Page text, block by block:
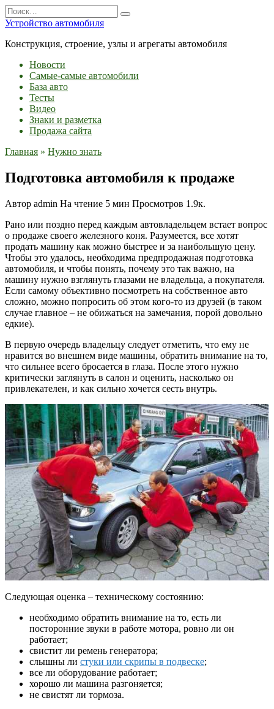
Перейти
к
содержанию
Search
for:
Устройство автомобиля
Конструкция, строение, узлы и агрегаты автомобиля
Новости
Самые-самые автомобили
База авто
Тесты
Видео
Знаки и разметка
Продажа сайта
Главная » Нужно знать
Подготовка автомобиля к продаже
Автор admin На чтение 5 мин Просмотров 1.9к.
Рано или поздно перед каждым автовладельцем встает вопрос
о продаже своего железного коня. Разумеется, все хотят
продать машину как можно быстрее и за наибольшую цену.
Чтобы это удалось, необходима предпродажная подготовка
автомобиля, и чтобы понять, почему это так важно, на
машину нужно взглянуть глазами не владельца, а покупателя.
Если самому объективно посмотреть на собственное авто
сложно, можно попросить об этом кого-то из друзей (в таком
случае главное – не обижаться на замечания, порой довольно
едкие).
В первую очередь владельцу следует отметить, что ему не
нравится во внешнем виде машины, обратить внимание на то,
что сильнее всего бросается в глаза. После этого нужно
критически заглянуть в салон и оценить, насколько он
привлекателен, и как сильно хочется сесть внутрь.
Следующая оценка – техническому состоянию:
необходимо обратить внимание на то, есть ли
посторонние звуки в работе мотора, ровно ли он
работает;
свистит ли ремень генератора;
слышны ли стуки или скрипы в подвеске;
все ли оборудование работает;
хорошо ли машина разгоняется;
не свистят ли тормоза.